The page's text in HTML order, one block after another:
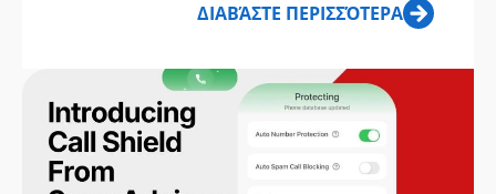
δευτερόλεπτα - και οι
απατεώνες τη
χρησιμοποιούν ήδη για να
κλέψουν από την
οικογένειά σας
ΔΙΑΒΆΣΤΕ ΠΕΡΙΣΣΌΤΕΡΑ